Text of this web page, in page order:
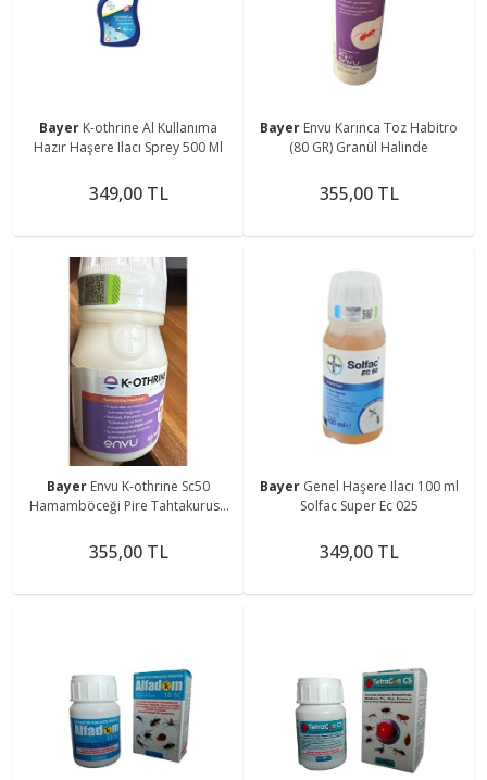
Bayer K-othrine Al Kullanıma
Hazır Haşere Ilacı Sprey 500 Ml
349,00 TL
Bayer Envu Karınca Toz Habitro
(80 GR) Granül Halinde
355,00 TL
Bayer Envu K-othrine Sc50
Hamamböceği Pire Tahtakurusu
355,00 TL
Bayer Genel Haşere Ilacı 100 ml
Solfac Super Ec 025
349,00 TL